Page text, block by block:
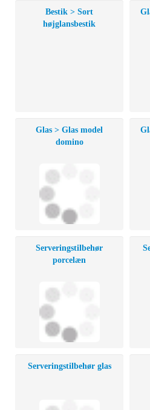
Bestik > Sort
højglansbestik
Glas > Glas model
domino
Serveringstilbehør
porcelæn
Serveringstilbehør glas